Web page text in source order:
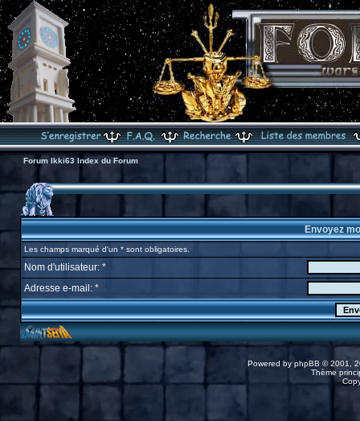
Forum Ikki63 Index du Forum
Envoyez
Les champs marqué d'un * sont obligatoires.
Nom d'utilisateur: *
Adresse e-mail: *
Powered by phpBB © 2001,
Thème